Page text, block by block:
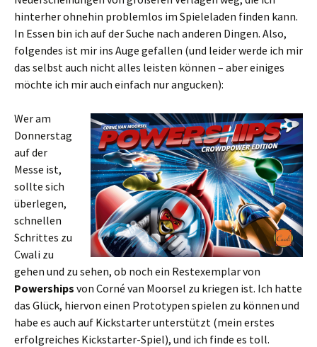
hinterher ohnehin problemlos im Spieleladen finden kann.
In Essen bin ich auf der Suche nach anderen Dingen. Also,
folgendes ist mir ins Auge gefallen (und leider werde ich mir
das selbst auch nicht alles leisten können – aber einiges
möchte ich mir auch einfach nur angucken):
Wer am
Donnerstag
auf der
Messe ist,
sollte sich
überlegen,
schnellen
Schrittes zu
Cwali zu
gehen und zu sehen, ob noch ein Restexemplar von
Powerships von Corné van Moorsel zu kriegen ist. Ich hatte
das Glück, hiervon einen Prototypen spielen zu können und
habe es auch auf Kickstarter unterstützt (mein erstes
erfolgreiches Kickstarter-Spiel), und ich finde es toll.